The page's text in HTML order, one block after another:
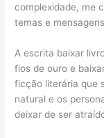
complexidade, me
temas e
A escrita baixar
fios de ouro e
ficção literária que
natural e os
deixar de ser